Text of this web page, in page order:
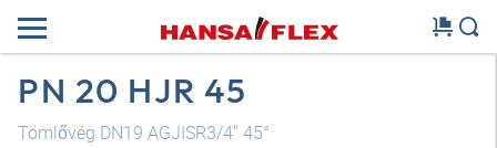
PN 20 HJR 45
Tömlővég DN19 AGJISR3/4" 45°